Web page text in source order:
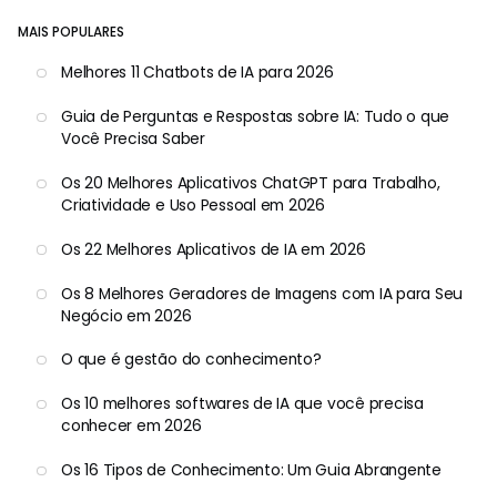
MAIS POPULARES
Melhores 11 Chatbots de IA para 2026
Guia de Perguntas e Respostas sobre IA: Tudo o que
Você Precisa Saber
Os 20 Melhores Aplicativos ChatGPT para Trabalho,
Criatividade e Uso Pessoal em 2026
Os 22 Melhores Aplicativos de IA em 2026
Os 8 Melhores Geradores de Imagens com IA para Seu
Negócio em 2026
O que é gestão do conhecimento?
Os 10 melhores softwares de IA que você precisa
conhecer em 2026
Os 16 Tipos de Conhecimento: Um Guia Abrangente